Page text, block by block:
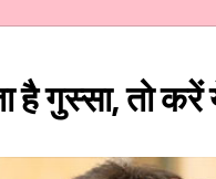
है गुस्सा, तो